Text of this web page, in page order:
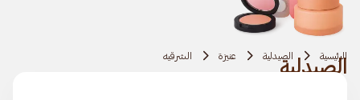
الرئيسية الصيدلية عنيزة الشرقیه
الصيدلية